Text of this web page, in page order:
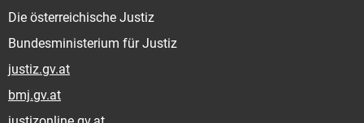
Die österreichische Justiz
Bundesministerium für Justiz
justiz.gv.at
bmj.gv.at